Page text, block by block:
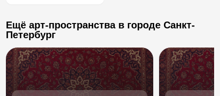
Ещё арт-пространства в городе Санкт-
Петербург